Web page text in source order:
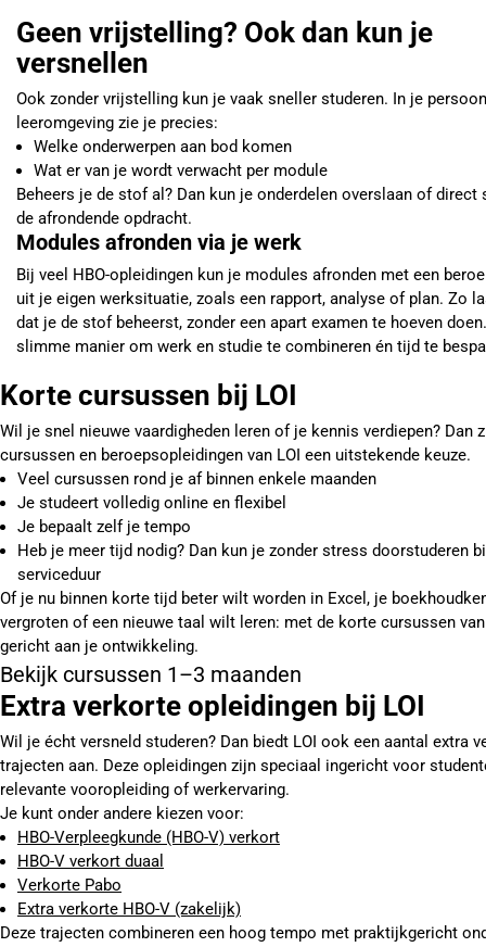
Geen vrijstelling? Ook dan kun je
versnellen
Ook zonder vrijstelling kun je vaak sneller studeren. In je
leeromgeving zie je precies:
Welke onderwerpen aan bod komen
Wat er van je wordt verwacht per module
Beheers je de stof al? Dan kun je onderdelen overslaan of direct
de afrondende opdracht.
Modules afronden via je werk
Bij veel HBO-opleidingen kun je modules afronden met een
uit je eigen werksituatie, zoals een rapport, analyse of plan. Zo
dat je de stof beheerst, zonder een apart examen te hoeven
slimme manier om werk en studie te combineren én tijd te
Korte cursussen bij LOI
Wil je snel nieuwe vaardigheden leren of je kennis verdiepen? Dan
cursussen en beroepsopleidingen van LOI een uitstekende keuze.
Veel cursussen rond je af binnen enkele maanden
Je studeert volledig online en flexibel
Je bepaalt zelf je tempo
Heb je meer tijd nodig? Dan kun je zonder stress doorstuderen
serviceduur
Of je nu binnen korte tijd beter wilt worden in Excel, je
vergroten of een nieuwe taal wilt leren: met de korte cursussen
gericht aan je ontwikkeling.
Bekijk cursussen 1–3 maanden
Extra verkorte opleidingen bij LOI
Wil je écht versneld studeren? Dan biedt LOI ook een aantal extra
trajecten aan. Deze opleidingen zijn speciaal ingericht voor
relevante vooropleiding of werkervaring.
Je kunt onder andere kiezen voor:
HBO-Verpleegkunde (HBO-V) verkort
HBO-V verkort duaal
Verkorte Pabo
Extra verkorte HBO-V (zakelijk)
Deze trajecten combineren een hoog tempo met praktijkgericht